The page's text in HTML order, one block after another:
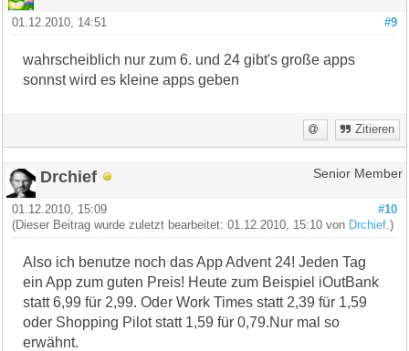
#9
01.12.2010, 14:51
wahrscheiblich nur zum 6. und 24 gibt's große apps
sonnst wird es kleine apps geben
Zitieren
Drchief Senior Member
#10
01.12.2010, 15:09
(Dieser Beitrag wurde zuletzt bearbeitet: 01.12.2010, 15:10 von Drchief .)
Also ich benutze noch das App Advent 24! Jeden Tag
ein App zum guten Preis! Heute zum Beispiel iOutBank
statt 6,99 für 2,99. Oder Work Times statt 2,39 für 1,59
oder Shopping Pilot statt 1,59 für 0,79.Nur mal so
erwähnt.